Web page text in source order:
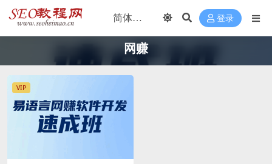
登录
网赚
VIP